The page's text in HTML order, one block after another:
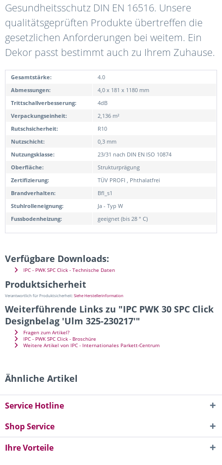
Gesundheitsschutz DIN EN 16516. Unsere
qualitätsgeprüften Produkte übertreffen die
gesetzlichen Anforderungen bei weitem. Ein
Dekor passt bestimmt auch zu Ihrem Zuhause.
Gesamtstärke:
4.0
Abmessungen:
4,0 x 181 x 1180 mm
Trittschallverbesserung:
4dB
Verpackungseinheit:
2,136 m²
Rutschsicherheit:
R10
Nutzschicht:
0,3 mm
Nutzungsklasse:
23/31 nach DIN EN ISO 10874
Oberfläche:
Strukturprägung
Zertifizierung:
TÜV PROFI , Phthalatfrei
Brandverhalten:
Bfl_s1
Stuhlrolleneignung:
Ja - Typ W
Fussbodenheizung:
geeignet (bis 28 ° C)
Verfügbare Downloads:
IPC - PWK SPC Click - Technische Daten
Produktsicherheit
Verantwortlich für Produktsicherheit:Siehe Herstellerinformation
Weiterführende Links zu "IPC PWK 30 SPC Click
Designbelag 'Ulm 325-230217'"
Fragen zum Artikel?
IPC - PWK SPC Click - Broschüre
Weitere Artikel von IPC - Internationales Parkett-Centrum
Ähnliche Artikel
Service Hotline
Shop Service
Ihre Vorteile